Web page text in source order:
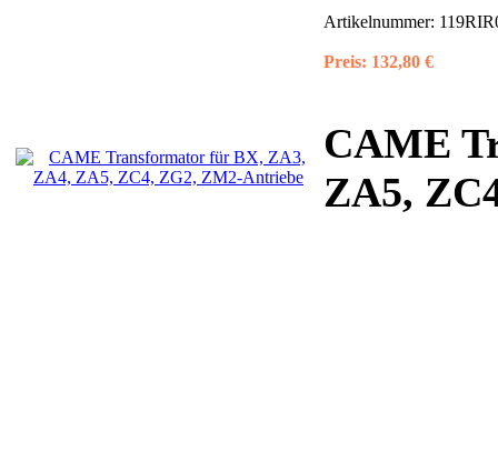
Artikelnummer:
Preis: 132,80 €
CAME
ZA5,